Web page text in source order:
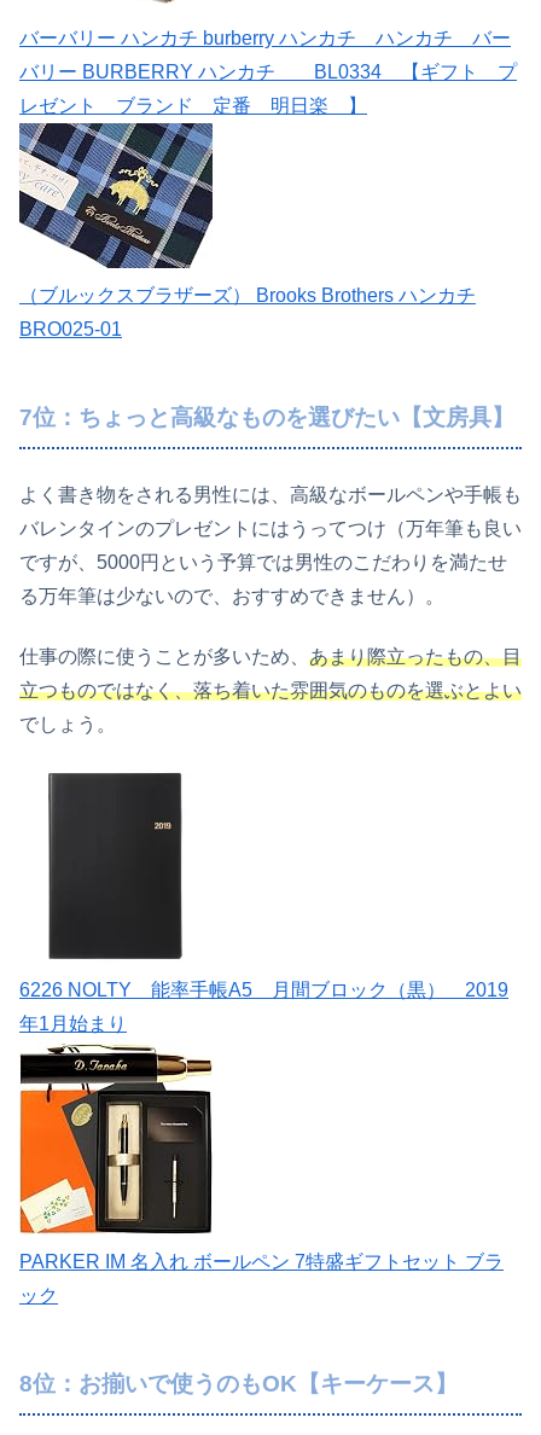
バーバリー ハンカチ burberry ハンカチ ハンカチ バー
バリー BURBERRY ハンカチ BL0334 【ギフト プ
レゼント ブランド 定番 明日楽 】
（ブルックスブラザーズ） Brooks Brothers ハンカチ
BRO025-01
7位：ちょっと高級なものを選びたい【文房具】
よく書き物をされる男性には、高級なボールペンや手帳も
バレンタインのプレゼントにはうってつけ（万年筆も良い
ですが、5000円という予算では男性のこだわりを満たせ
る万年筆は少ないので、おすすめできません）。
仕事の際に使うことが多いため、 あまり際立ったもの、目
立つものではなく、落ち着いた雰囲気のものを選ぶとよい
でしょう。
6226 NOLTY 能率手帳A5 月間ブロック（黒） 2019
年1月始まり
PARKER IM 名入れ ボールペン 7特盛ギフトセット ブラ
ック
8位：お揃いで使うのもOK【キーケース】